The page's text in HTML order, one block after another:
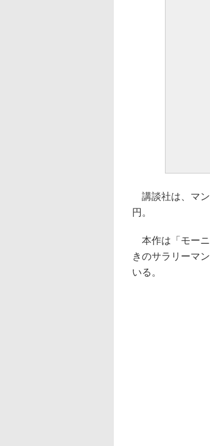
講談社は、マン
円。
本作は「モーニ
きのサラリーマ
いる。